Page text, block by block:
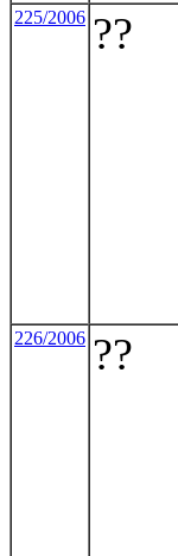
225/2006 ??
226/2006 ??